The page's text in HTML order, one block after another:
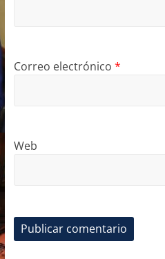
Correo electrónico *
Web